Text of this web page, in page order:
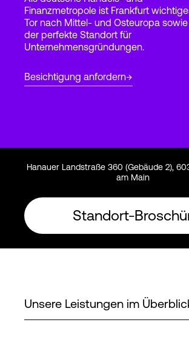
Login
Finanzmetropole ist Frankfurt
Tor nach Mittel- und Osteuropa sowie
der perfekte Standort für
Unternehmensgründungen.
Besichtigung anfordern
Hanauer Landstraße 360 (Gebäude 2),
am Main
Standort-
Unsere Leistungen im